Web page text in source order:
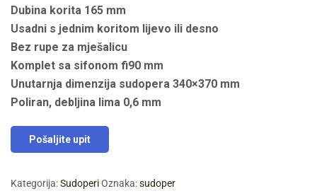
Dubina korita 165 mm
Usadni s jednim koritom lijevo ili desno
Bez rupe za mješalicu
Komplet sa sifonom fi90 mm
Unutarnja dimenzija sudopera 340×370 mm
Poliran, debljina lima 0,6 mm
Pošaljite upit
Kategorija:SudoperiOznaka:sudoper